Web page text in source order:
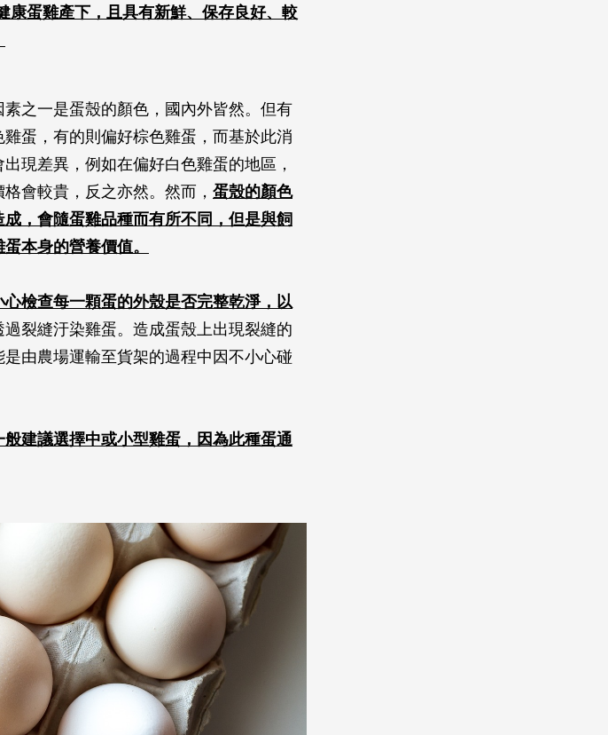
康蛋雞產下，且具有新鮮、保存良好、較
之一是蛋殼的顏色，國內外皆然。但有
蛋，有的則偏好棕色雞蛋，而基於此消
現差異，例如在偏好白色雞蛋的地區，
會較貴，反之亦然。然而， 蛋殼的顏色
，會隨蛋雞品種而有所不同，但是與飼
本身的營養價值。
心檢查每一顆蛋的外殼是否完整乾淨，以
過裂縫汙染雞蛋。造成蛋殼上出現裂縫的
由農場運輸至貨架的過程中因不小心碰
般建議選擇中或小型雞蛋，因為此種蛋通